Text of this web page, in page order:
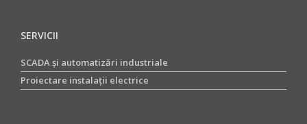
SERVICII
SCADA și automatizări industriale
Proiectare instalații electrice